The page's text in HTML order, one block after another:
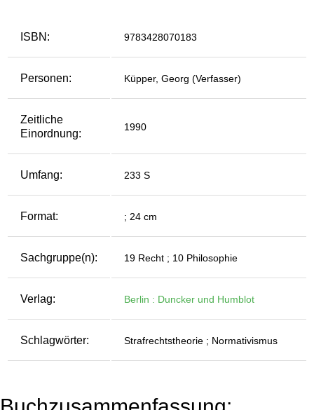
ISBN: 9783428070183
Personen: Küpper, Georg (Verfasser)
Zeitliche
Einordnung:
1990
Umfang: 233 S
Format: ; 24 cm
Sachgruppe(n): 19 Recht ; 10 Philosophie
Verlag: Berlin : Duncker und Humblot
Schlagwörter: Strafrechtstheorie ; Normativismus